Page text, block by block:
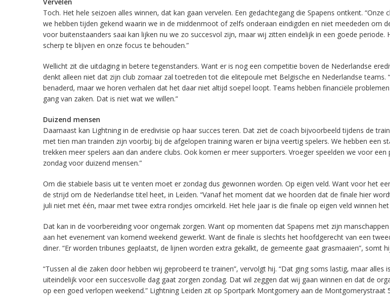
Toch. Het hele seizoen alles winnen, dat kan gaan vervelen. Een gedachtegang die Spapens ontkent. “Onze
we hebben tijden gekend waarin we in de middenmoot of zelfs onderaan eindigden en niet meededen om
voor buitenstaanders saai kan lijken nu we zo succesvol zijn, maar wij zitten eindelijk in een goede periode.
scherp te blijven en onze focus te behouden.”
Wellicht zit die uitdaging in betere tegenstanders. Want er is nog een competitie boven de Nederlandse
denkt alleen niet dat zijn club zomaar zal toetreden tot die elitepoule met Belgische en Nederlandse teams.
benaderd, maar we horen verhalen dat het daar niet altijd soepel loopt. Teams hebben financiële
gang van zaken. Dat is niet wat we willen.”
Duizend mensen
Daarnaast kan Lightning in de eredivisie op haar succes teren. Dat ziet de coach bijvoorbeeld tijdens de
met tien man trainden zijn voorbij; bij de afgelopen training waren er bijna veertig spelers. We hebben een
trekken meer spelers aan dan andere clubs. Ook komen er meer supporters. Vroeger speelden we voor een
zondag voor duizend mensen.”
Om die stabiele basis uit te venten moet er zondag dus gewonnen worden. Op eigen veld. Want voor het
de strijd om de Nederlandse titel heet, in Leiden. “Vanaf het moment dat we hoorden dat de finale hier
juli niet met één, maar met twee extra rondjes omcirkeld. Het hele jaar is die finale op eigen veld winnen
Dat kan in de voorbereiding voor ongemak zorgen. Want op momenten dat Spapens met zijn
aan het evenement van komend weekend gewerkt. Want de finale is slechts het hoofdgerecht van een
diner. “Er worden tribunes geplaatst, de lijnen worden extra gekalkt, de gemeente gaat grasmaaien”, somt
“Tussen al die zaken door hebben wij geprobeerd te trainen”, vervolgt hij. “Dat ging soms lastig, maar alles
uiteindelijk voor een succesvolle dag gaat zorgen zondag. Dat wil zeggen dat wij gaan winnen en dat de
op een goed verlopen weekend.” Lightning Leiden zit op Sportpark Montgomery aan de Montgomerystraat